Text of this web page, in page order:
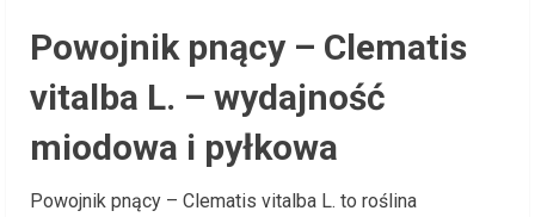
Powojnik pnący – Clematis
vitalba L. – wydajność
miodowa i pyłkowa
Powojnik pnący – Clematis vitalba L. to roślina